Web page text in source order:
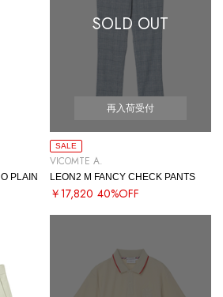
PLAIN
SOLD OUT
再入荷受付
SALE
VICOMTE A.
LEON2 M FANCY CHECK PANTS
￥17,820 40%OFF